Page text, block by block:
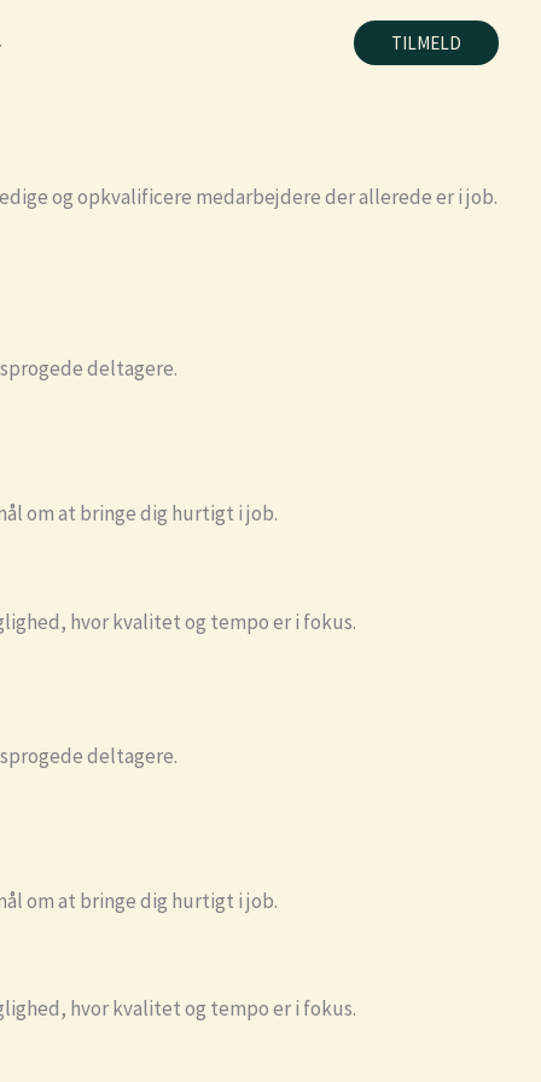
FORLØB TILMELD
og opkvalificere medarbejdere der allerede er i job.
deltagere.
om at bringe dig hurtigt i job.
hvor kvalitet og tempo er i fokus.
deltagere.
om at bringe dig hurtigt i job.
hvor kvalitet og tempo er i fokus.